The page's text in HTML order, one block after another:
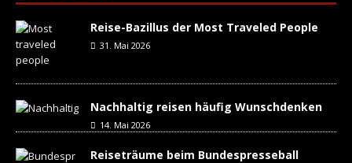
Reise-Bazillus der Most Traveled People
31. Mai 2026
Nachhaltig reisen häufig Wunschdenken
14. Mai 2026
Reiseträume beim Bundespresseball